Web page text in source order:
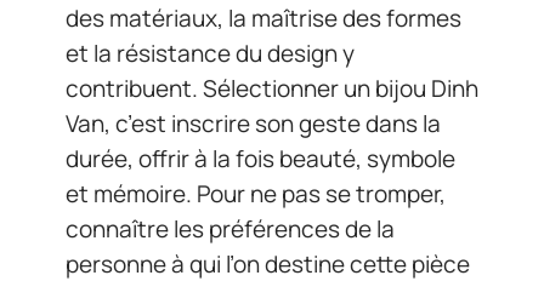
des matériaux, la maîtrise des formes
et la résistance du design y
contribuent. Sélectionner un bijou Dinh
Van, c’est inscrire son geste dans la
durée, offrir à la fois beauté, symbole
et mémoire. Pour ne pas se tromper,
connaître les préférences de la
personne à qui l’on destine cette pièce